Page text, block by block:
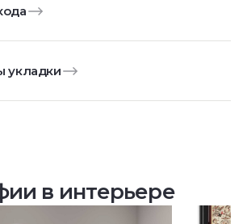
укладки
в интерьере